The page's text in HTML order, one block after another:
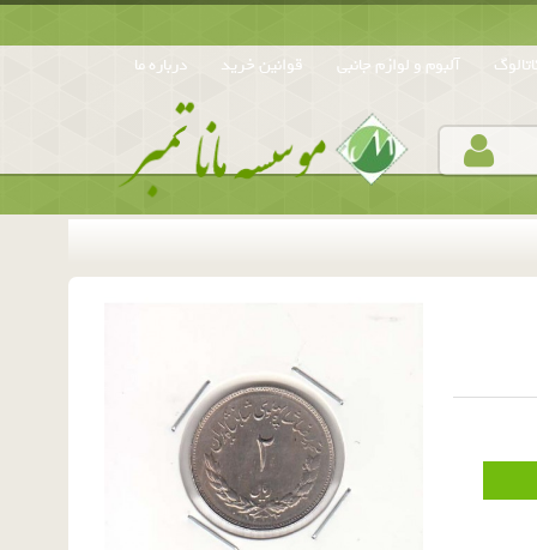
آلبوم و لوازم جانبی قوانین خرید درباره ما